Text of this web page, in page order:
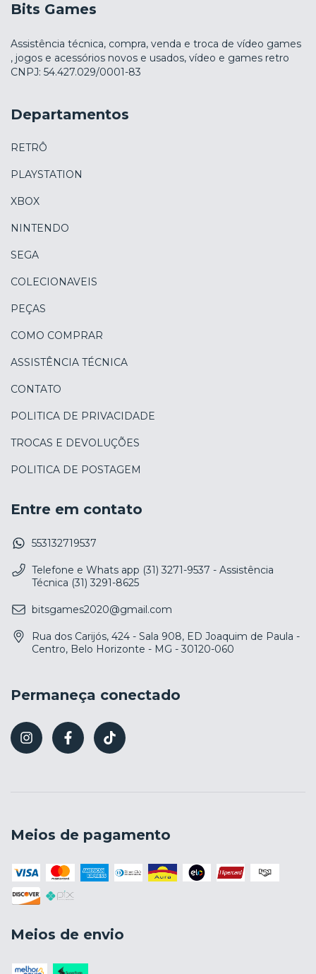
Bits Games
Assistência técnica, compra, venda e troca de vídeo games
, jogos e acessórios novos e usados, vídeo e games retro
CNPJ: 54.427.029/0001-83
Departamentos
RETRÔ
PLAYSTATION
XBOX
NINTENDO
SEGA
COLECIONAVEIS
PEÇAS
COMO COMPRAR
ASSISTÊNCIA TÉCNICA
CONTATO
POLITICA DE PRIVACIDADE
TROCAS E DEVOLUÇÕES
POLITICA DE POSTAGEM
Entre em contato
553132719537
Telefone e Whats app (31) 3271-9537 - Assistência
Técnica (31) 3291-8625
bitsgames2020@gmail.com
Rua dos Carijós, 424 - Sala 908, ED Joaquim de Paula -
Centro, Belo Horizonte - MG - 30120-060
Permaneça conectado
Meios de pagamento
Meios de envio